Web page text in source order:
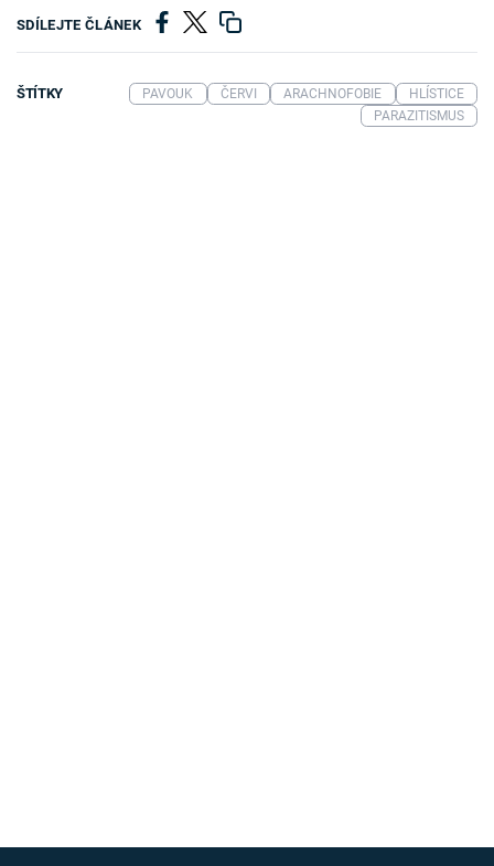
SDÍLEJTE ČLÁNEK
ŠTÍTKY PAVOUK ČERVI ARACHNOFOBIE
HLÍSTICE
PARAZITISMUS